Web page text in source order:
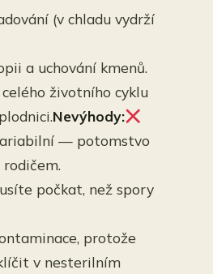
(v chladu vydrží
a uchování kmenů.
životního cyklu
Nevýhody:
— potomstvo
počkat, než spory
protože
v nesterilním